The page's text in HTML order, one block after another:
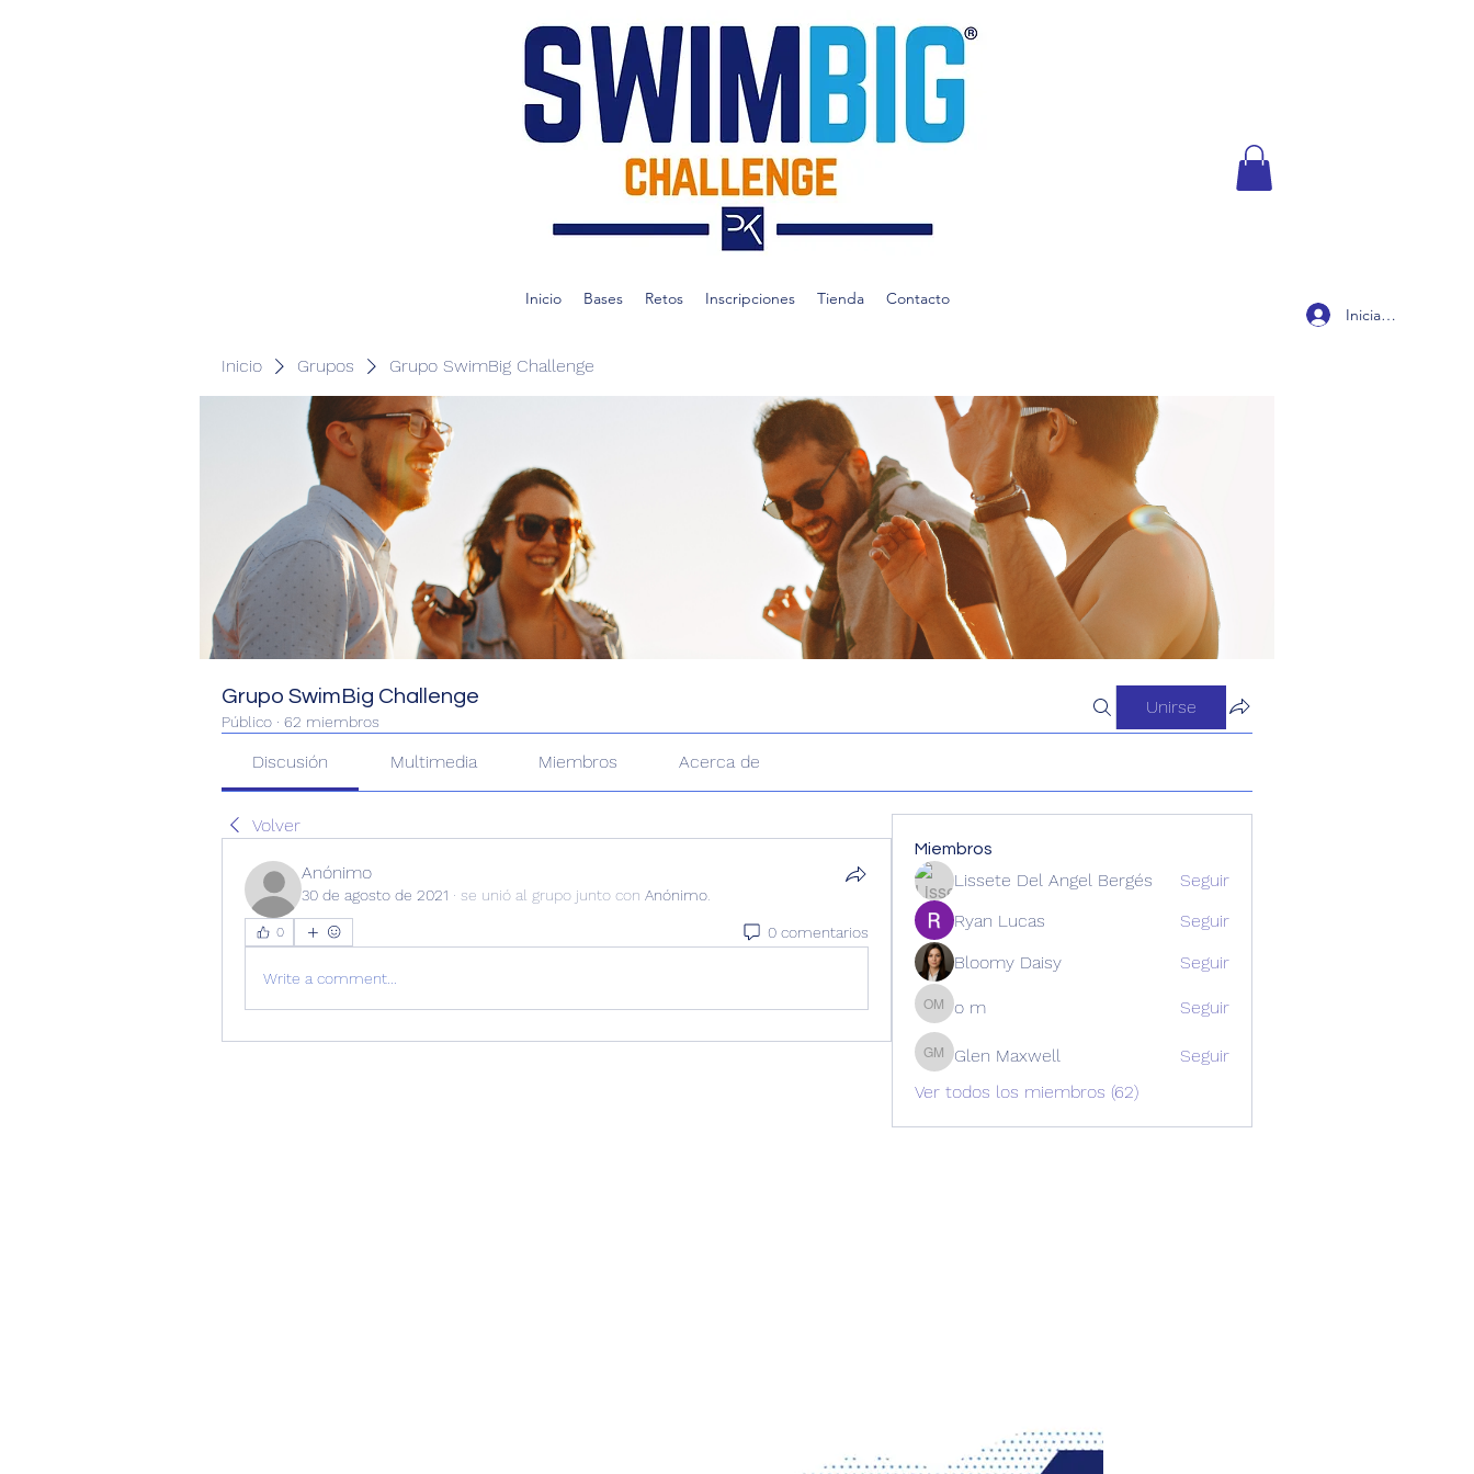
Inicio Bases Retos Inscripciones Tienda
Contacto
Iniciar sesión
Inicio Grupos Grupo SwimBig Challenge
Grupo SwimBig Challenge
Público · 62 miembros
Unirse
Discusión Multimedia Miembros Acerca de
Volver
Anónimo
30 de agosto de 2021 · se unió al grupo junto con Anónimo
0 0 comentarios
Write a comment...
Miembros
Lissete Del Angel Bergés
Seguir
Ryan Lucas
Seguir
Bloomy Daisy
Seguir
o mo m Seguir
Glen Maxwell
Glen Maxwell
Seguir
Ver todos los miembros (62)